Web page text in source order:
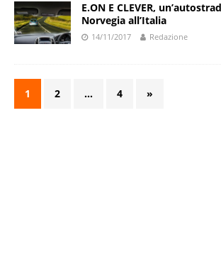
E.ON E CLEVER,
Norvegia all’Italia
14/11/2017 Redazione
1 2 … 4 »